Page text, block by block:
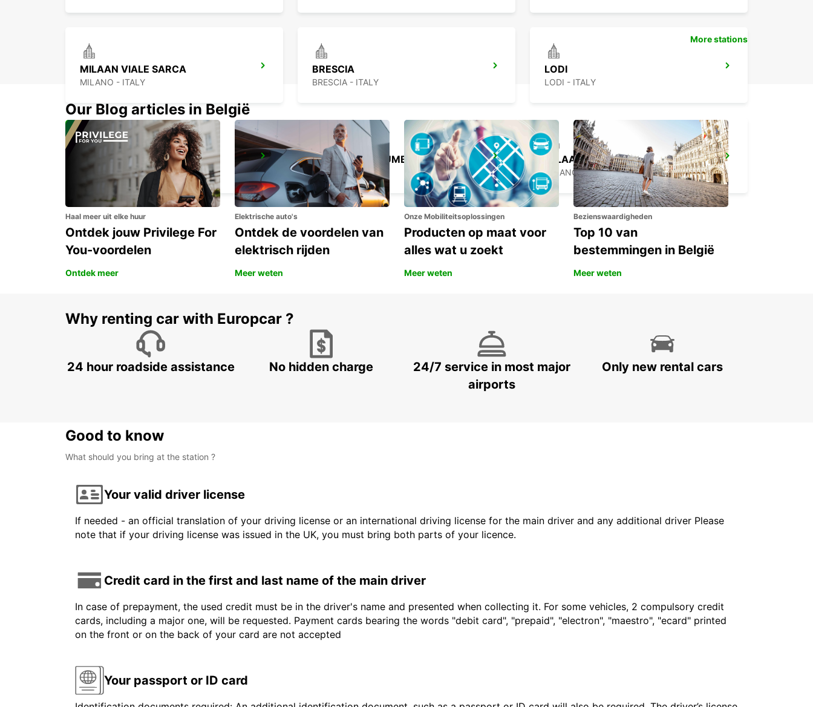
MILAAN VIALE SARCA
MILANO - ITALY
BRESCIA
BRESCIA - ITALY
LODI
LODI - ITALY
MILAAN VIA GALVANI
MILANO - ITALY
MILAAN VIALE UMBRIA
MILANO - ITALY
MILAAN VIALE ESPINASSE
MILANO - ITALY
More stations
Our Blog articles in België
Haal meer uit elke huur
Ontdek jouw Privilege For
You-voordelen
Ontdek meer
Elektrische auto's
Ontdek de voordelen van
elektrisch rijden
Meer weten
Onze Mobiliteitsoplossingen
Producten op maat voor
alles wat u zoekt
Meer weten
Bezienswaardigheden
Top 10 van
bestemmingen in België
Meer weten
Why renting car with Europcar ?
24 hour roadside assistance No hidden charge
24/7 service in most major
airports
Only new rental cars
Good to know
What should you bring at the station ?
Your valid driver license
If needed - an official translation of your driving license or an international driving license for the main driver and any additional driver Please
note that if your driving license was issued in the UK, you must bring both parts of your licence.
Credit card in the first and last name of the main driver
In case of prepayment, the used credit must be in the driver's name and presented when collecting it. For some vehicles, 2 compulsory credit
cards, including a major one, will be requested. Payment cards bearing the words "debit card", "prepaid", "electron", "maestro", "ecard" printed
on the front or on the back of your card are not accepted
Your passport or ID card